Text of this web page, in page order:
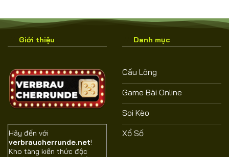
Giới thiệu
Hãy đến với
verbraucherrunde.net!
Kho tàng kiến thức độc
Danh mục
Cầu Lông
Game Bài Online
Soi Kèo
Xổ Số